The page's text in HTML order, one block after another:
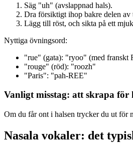
Säg "uh" (avslappnad hals).
Dra försiktigt ihop bakre delen av
Lägg till röst, och sikta på ett
Nyttiga övningsord:
"rue" (gata): "ryoo" (med franskt
"rouge" (röd): "roozh"
"Paris": "pah-REE"
Vanligt misstag: att skrapa för
Om du får ont i halsen trycker du ut för
Nasala vokaler: det